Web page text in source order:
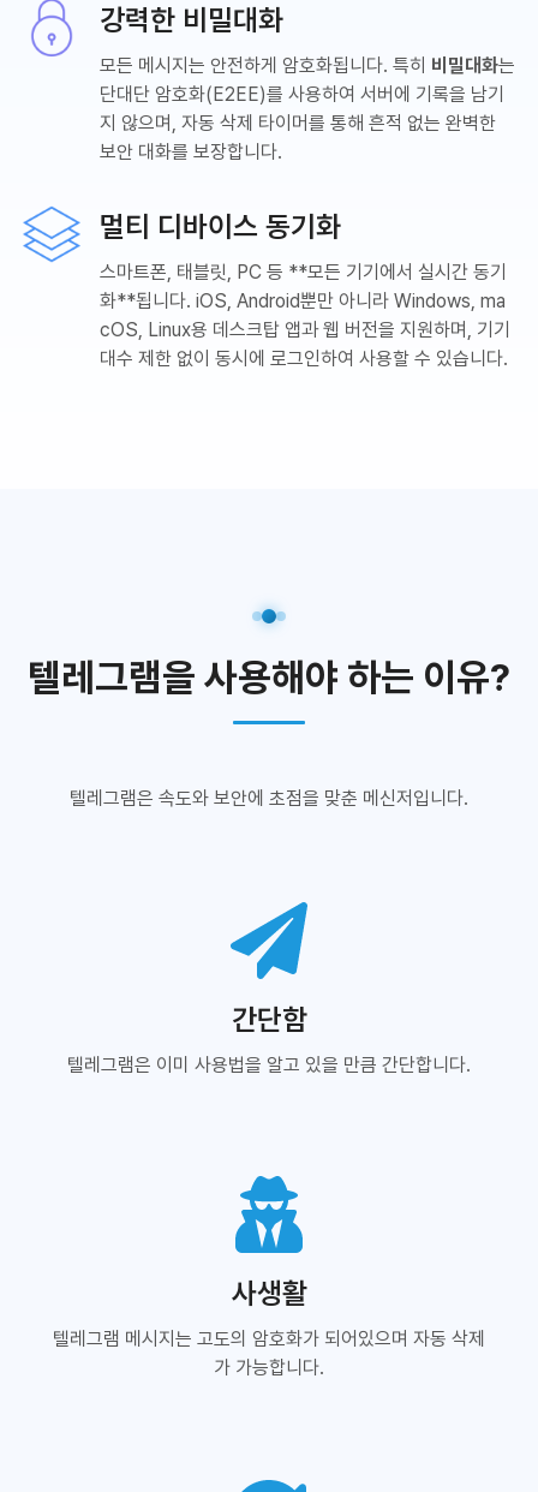
강력한 비밀대화
모든 메시지는 안전하게 암호화됩니다. 특히 비밀대화는
단대단 암호화(E2EE)를 사용하여 서버에 기록을 남기
지 않으며, 자동 삭제 타이머를 통해 흔적 없는 완벽한
보안 대화를 보장합니다.
멀티 디바이스 동기화
스마트폰, 태블릿, PC 등 **모든 기기에서 실시간 동기
화**됩니다. iOS, Android뿐만 아니라 Windows, ma
cOS, Linux용 데스크탑 앱과 웹 버전을 지원하며, 기기
대수 제한 없이 동시에 로그인하여 사용할 수 있습니다.
텔레그램을 사용해야 하는 이유?
텔레그램은 속도와 보안에 초점을 맞춘 메신저입니다.
간단함
텔레그램은 이미 사용법을 알고 있을 만큼 간단합니다.
사생활
텔레그램 메시지는 고도의 암호화가 되어있으며 자동 삭제
가 가능합니다.